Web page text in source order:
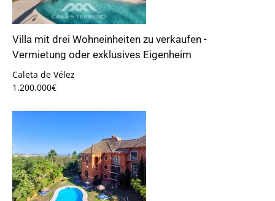
Villa mit drei Wohneinheiten zu verkaufen -
Vermietung oder exklusives Eigenheim
Caleta de Vélez
1.200.000€